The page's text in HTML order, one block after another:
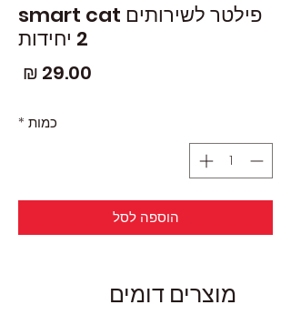
פילטר לשירותים smart cat
2 יחידות
כמות *
הוספה לסל
מוצרים דומים